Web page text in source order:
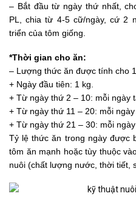
– Bắt đầu từ ngày thứ nhất,
PL, chia từ 4-5 cữ/ngày, cứ 2
triển của tôm giống.
*Thời gian cho ăn:
– Lượng thức ăn được tính cho
+ Ngày đầu tiên: 1 kg.
+ Từ ngày thứ 2 – 10: mỗi ngày
+ Từ ngày thứ 11 – 20: mỗi ngày
+ Từ ngày thứ 21 – 30: mỗi
Tỷ lệ thức ăn trong ngày được
tôm ăn mạnh hoặc tùy thuộc
nuôi (chất lượng nước, thời tiết,